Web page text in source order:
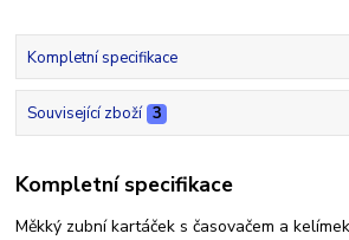
Kompletní specifikace
Související zboží 3
Kompletní specifikace
Měkký zubní kartáček s časovačem a kelímek